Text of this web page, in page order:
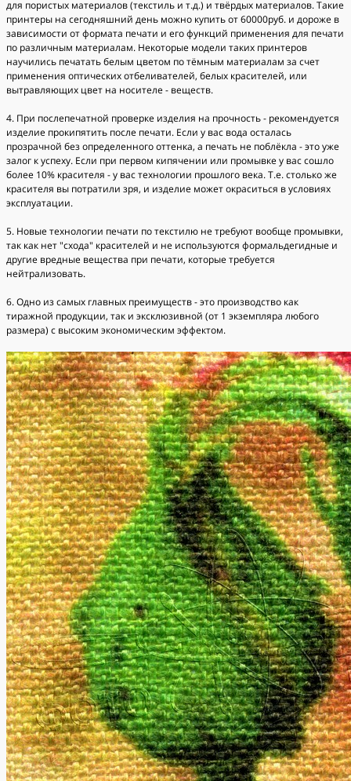
для пористых материалов (текстиль и т.д.) и твёрдых материалов. Такие
принтеры на сегодняшний день можно купить от 60000руб. и дороже в
зависимости от формата печати и его функций применения для печати
по различным материалам. Некоторые модели таких принтеров
научились печатать белым цветом по тёмным материалам за счет
применения оптических отбеливателей, белых красителей, или
вытравляющих цвет на носителе - веществ.
4. При послепечатной проверке изделия на прочность - рекомендуется
изделие прокипятить после печати. Если у вас вода осталась
прозрачной без определенного оттенка, а печать не поблёкла - это уже
залог к успеху. Если при первом кипячении или промывке у вас сошло
более 10% красителя - у вас технологии прошлого века. Т.е. столько же
красителя вы потратили зря, и изделие может окраситься в условиях
эксплуатации.
5. Новые технологии печати по текстилю не требуют вообще промывки,
так как нет "схода" красителей и не используются формальдегидные и
другие вредные вещества при печати, которые требуется
нейтрализовать.
6. Одно из самых главных преимуществ - это производство как
тиражной продукции, так и эксклюзивной (от 1 экземпляра любого
размера) с высоким экономическим эффектом.